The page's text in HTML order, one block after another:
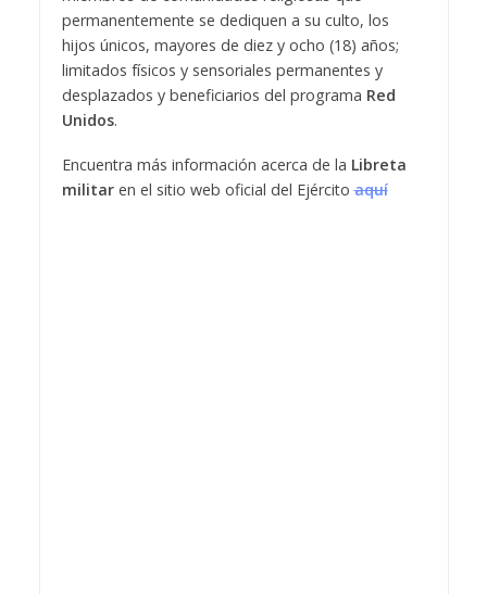
permanentemente se dediquen a su culto, los
hijos únicos, mayores de diez y ocho (18) años;
limitados físicos y sensoriales permanentes y
desplazados y beneficiarios del programa Red
Unidos.
Encuentra más información acerca de la Libreta
militaren el sitio web oficial del Ejércitoaquí